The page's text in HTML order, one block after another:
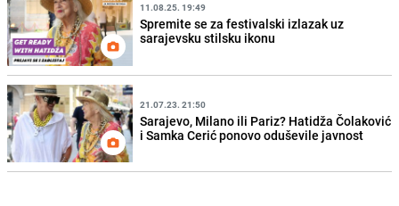
11.08.25. 19:49
Spremite se za festivalski izlazak uz
sarajevsku stilsku ikonu
21.07.23. 21:50
Sarajevo, Milano ili Pariz? Hatidža Čolaković
i Samka Cerić ponovo oduševile javnost